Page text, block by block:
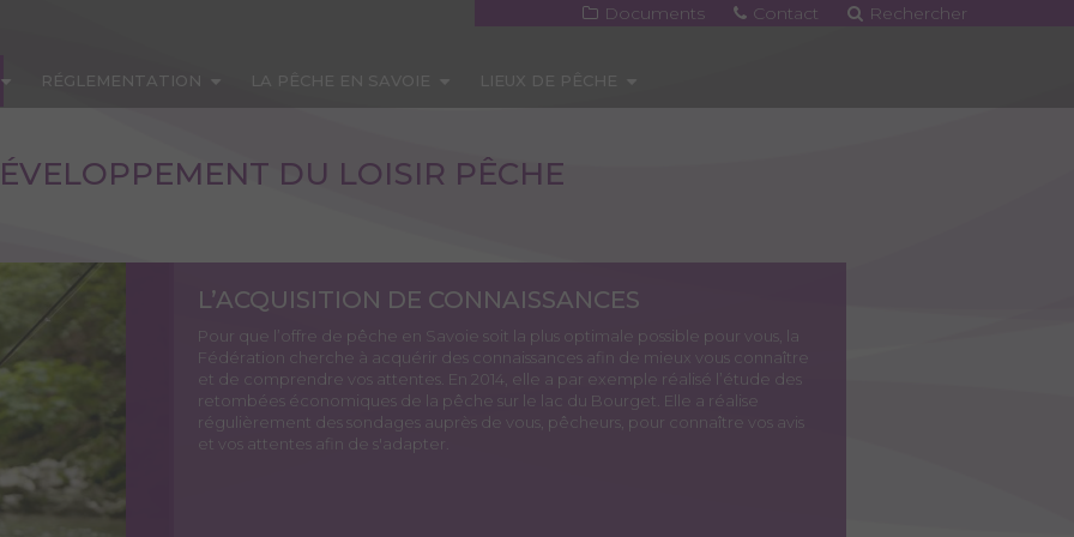
Documents Contact Rechercher
RÉGLEMENTATION
DU LOISIR PÊCHE
L’ACQUISITION DE CONNAISSANCES
Pour que l’offre de pêche en Savoie soit la plus optimale possible pour vous, la
Fédération cherche à acquérir des connaissances afin de mieux vous connaître
et de comprendre vos attentes. En 2014, elle a par exemple réalisé l’étude des
retombées économiques de la pêche sur le lac du Bourget. Elle a réalise
régulièrement des sondages auprès de vous, pêcheurs, pour connaître vos avis
et vos attentes afin de s'adapter.